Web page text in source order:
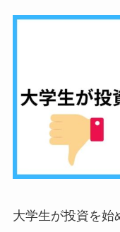
大学生が投資を始